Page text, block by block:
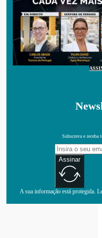
Subscreva e receba
Assinar
A sua informação está protegida.